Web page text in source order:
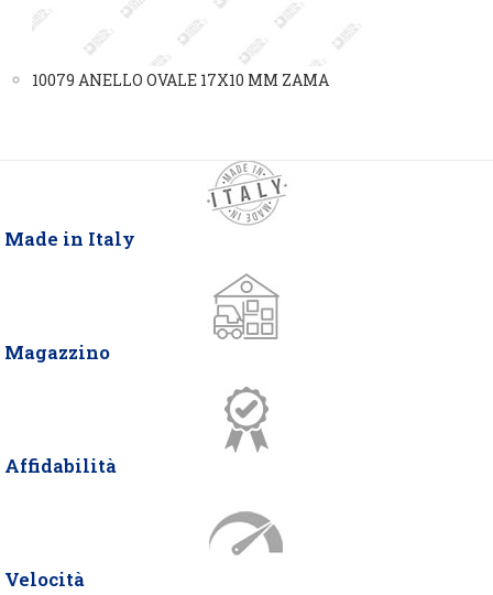
10079 ANELLO OVALE 17X10 MM ZAMA
Made in Italy
Magazzino
Affidabilità
Velocità